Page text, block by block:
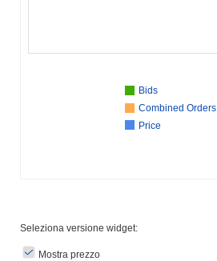
Bids
Combined Orders
Price
Seleziona versione widget:
Mostra prezzo